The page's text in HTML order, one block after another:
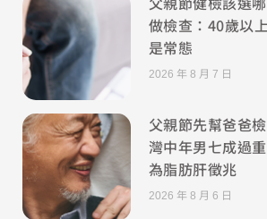
做檢查：40歲以
是常態
2026 年 8 月 7 日
父親節先幫爸爸
灣中年男七成過
為脂肪肝徵兆
2026 年 8 月 6 日